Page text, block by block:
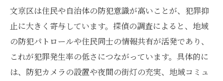
文京区は住民や自治体の防犯意識が高いことが、犯罪抑
止に大きく寄与しています。探偵の調査によると、地域
の防犯パトロールや住民同士の情報共有が活発であり、
これが犯罪発生率の低さにつながっています。具体的に
は、防犯カメラの設置や夜間の街灯の充実、地域コミュ